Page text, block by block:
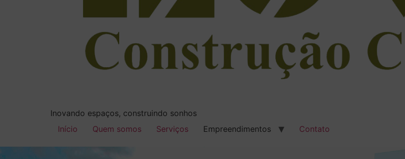
Inovando espaços, construindo sonhos
Início
Quem somos Serviços Empreendimentos Contato